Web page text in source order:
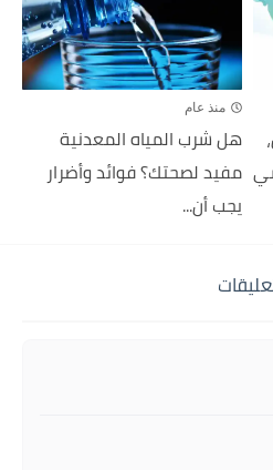
منذ عام
هل شرب المياه المعدنية
مفيد لصحتك؟ فوائد وأضرار
يجب أن...